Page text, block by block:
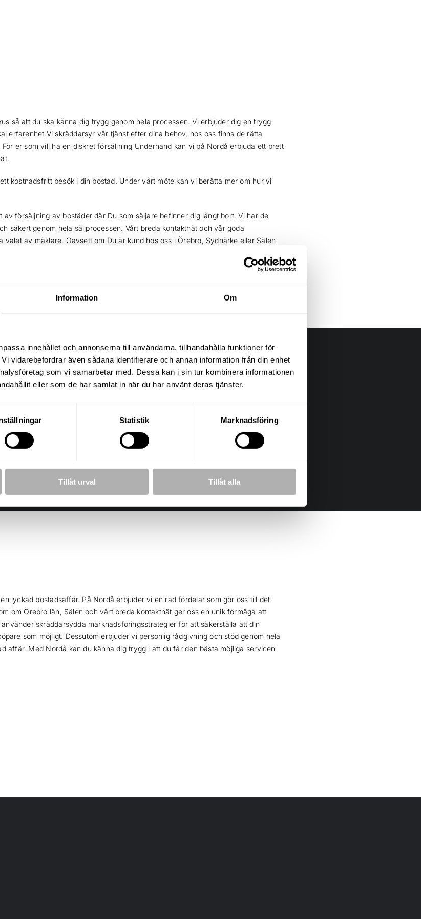
Information Om
innehållet och annonserna till användarna, tillhandahålla funktioner för
vidarebefordrar även sådana identifierare och annan information från din enhet
som vi samarbetar med. Dessa kan i sin tur kombinera informationen
eller som de har samlat in när du har använt deras tjänster.
Statistik Marknadsföring
Tillåt urval Tillåt alla
så att du ska känna dig trygg genom hela processen. Vi erbjuder dig en trygg
erfarenhet.Vi skräddarsyr vår tjänst efter dina behov, hos oss finns de rätta
er som vill ha en diskret försäljning Underhand kan vi på Nordå erbjuda ett brett
kostnadsfritt besök i din bostad. Under vårt möte kan vi berätta mer om hur vi
av försäljning av bostäder där Du som säljare befinner dig långt bort. Vi har de
säkert genom hela säljprocessen. Vårt breda kontaktnät och vår goda
valet av mäklare. Oavsett om Du är kund hos oss i Örebro, Sydnärke eller Sälen
lyckad bostadsaffär. På Nordå erbjuder vi en rad fördelar som gör oss till det
om Örebro län, Sälen och vårt breda kontaktnät ger oss en unik förmåga att
skräddarsydda marknadsföringsstrategier för att säkerställa att din
som möjligt. Dessutom erbjuder vi personlig rådgivning och stöd genom hela
affär. Med Nordå kan du känna dig trygg i att du får den bästa möjliga servicen